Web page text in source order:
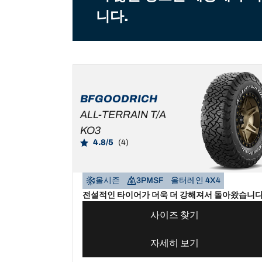
니다.
BFGOODRICH
ALL-TERRAIN T/A
KO3
4.8/5 (4)
올시즌 3PMSF
올터레인 4X4
전설적인 타이어가 더욱 더 강해져서 돌아왔습니
사이즈 찾기
자세히 보기